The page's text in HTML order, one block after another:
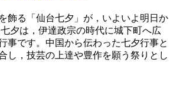
飾る「仙台七夕」が，いよいよ明日か
夕は，伊達政宗の時代に城下町へ広
事です。中国から伝わった七夕行事と
し，技芸の上達や豊作を願う祭りとし